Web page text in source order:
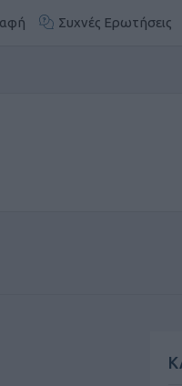
Συχνές Ερωτήσεις